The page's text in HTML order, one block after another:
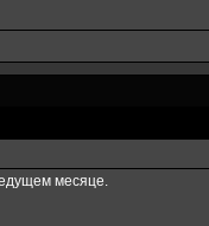
месяце.